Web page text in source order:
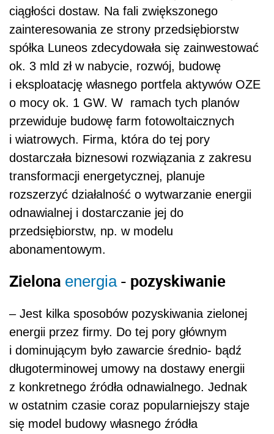
ciągłości dostaw. Na fali zwiększonego
zainteresowania ze strony przedsiębiorstw
spółka Luneos zdecydowała się zainwestować
ok. 3 mld zł w nabycie, rozwój, budowę
i eksploatację własnego portfela aktywów OZE
o mocy ok. 1 GW. W ramach tych planów
przewiduje budowę farm fotowoltaicznych
i wiatrowych. Firma, która do tej pory
dostarczała biznesowi rozwiązania z zakresu
transformacji energetycznej, planuje
rozszerzyć działalność o wytwarzanie energii
odnawialnej i dostarczanie jej do
przedsiębiorstw, np. w modelu
abonamentowym.
Zielona energia- pozyskiwanie
– Jest kilka sposobów pozyskiwania zielonej
energii przez firmy. Do tej pory głównym
i dominującym było zawarcie średnio- bądź
długoterminowej umowy na dostawy energii
z konkretnego źródła odnawialnego. Jednak
w ostatnim czasie coraz popularniejszy staje
się model budowy własnego źródła